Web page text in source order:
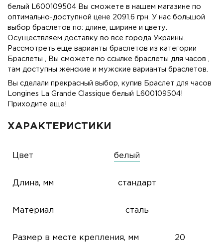
белый L600109504 Вы сможете в нашем магазине по
оптимально-доступной цене 2091.6 грн. У нас большой
выбор браслетов по: длине, ширине и цвету.
Осуществляем доставку во все города Украины.
Рассмотреть еще варианты браслетов из категории
Браслеты , Вы сможете по ссылке браслеты для часов
там доступны женские и мужские варианты браслетов.
Вы сделали прекрасный выбор, купив Браслет для часов
Longines La Grande Classique белый L600109504!
Приходите еще!
ХАРАКТЕРИСТИКИ
Цвет белый
Длина, мм стандарт
Материал сталь
Размер в месте крепления, мм 20